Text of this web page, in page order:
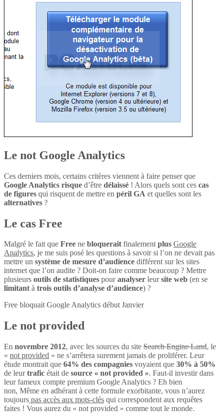
Le not Google Analytics
Ces derniers mois, certains critères viennent à faire penser que
Google Analytics risque d’être délaissé ! Alors quels sont ces cas
de figures qui risquent de mettre en péril GA et quelles sont les
alternatives ?
Le cas Free
Malgré le fait que Free ne bloqueraitfinalementplus Google
Analytics, je me suis posé les questions à savoir si l’on ne devait pas
mettre un système de mesure d’audience différent sur les sites
internet que l’on audite ? Doit-on faire comme beaucoup ? Mettre
plusieurs outils de statistiques pouranalyser leursite web (en se
limitantà trois outils d’analyse d’audience) ?
Free bloquait Google Analytics début Janvier
Le not provided
En novembre 2012, avec les sources du site Search Engine Land, le
« not provided » ne s’arrêtera surement jamais de proliférer. Leur
étude montrait que 64% des compagnies voyaient que 30% à 50%
de leurtrafic était de source « not provided ». Faut-il investir dans
leur fameux compte premium Google Analytics ? Eh bien
non, Même en adhérant à cette formule exorbitante, vous n’aurez
toujours pas accès aux mots-clés qui correspondent aux requêtes
faites ! Vous aurez du « not provided » comme tout le monde.